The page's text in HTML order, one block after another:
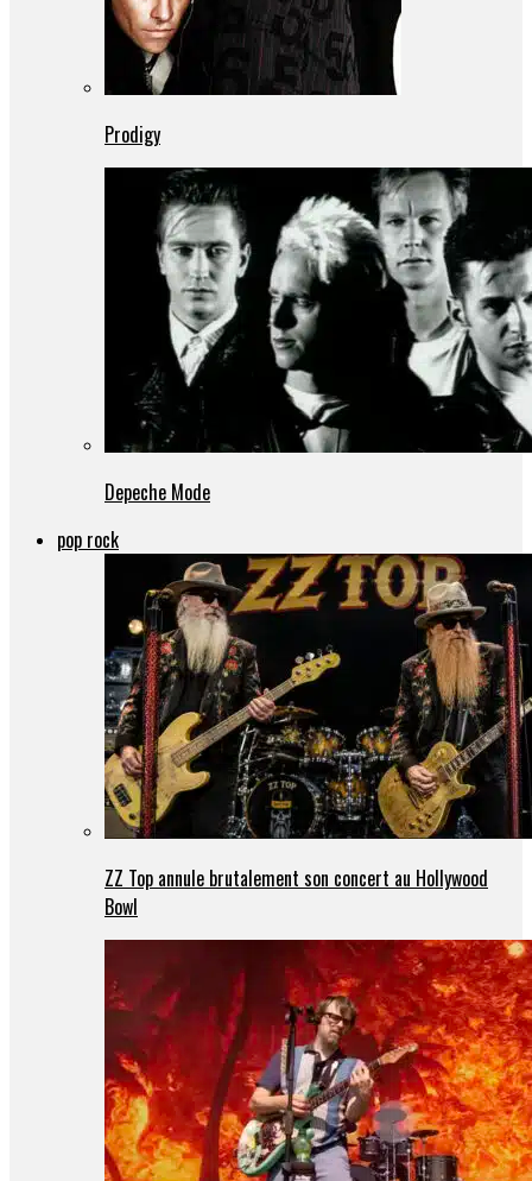
Prodigy
Depeche Mode
pop rock
ZZ Top annule brutalement son concert au Hollywood
Bowl